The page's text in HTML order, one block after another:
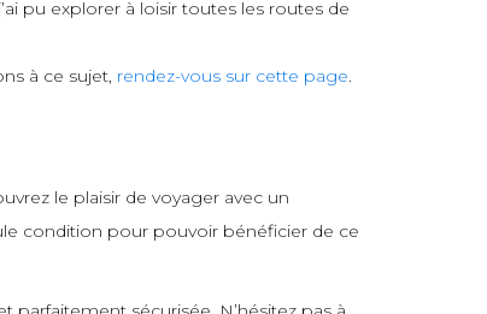
pu explorer à loisir toutes les routes de
à ce sujet, rendez-vous sur cette page.
le plaisir de voyager avec un
condition pour pouvoir bénéficier de ce